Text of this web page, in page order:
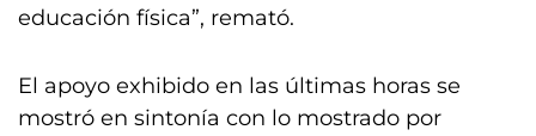
educación física”, remató.
El apoyo exhibido en las últimas horas se
mostró en sintonía con lo mostrado por